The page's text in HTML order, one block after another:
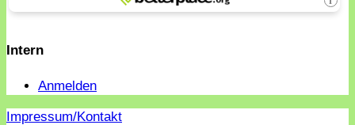
Intern
Anmelden
Impressum/Kontakt